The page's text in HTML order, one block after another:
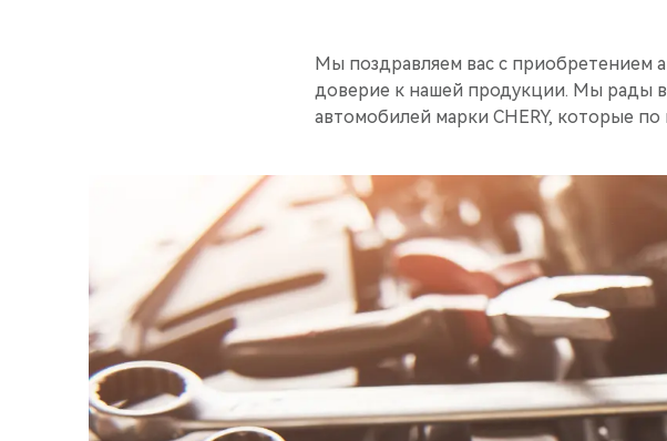
Мы поздравляем вас с приобретением
доверие к нашей продукции. Мы рады
автомобилей марки CHERY, которые